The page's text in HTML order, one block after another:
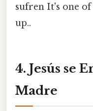
sufren It's one
up..
4. Jesús se
Madre